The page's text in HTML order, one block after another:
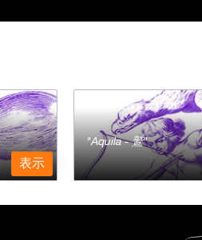
表示
Aquila - 鷲